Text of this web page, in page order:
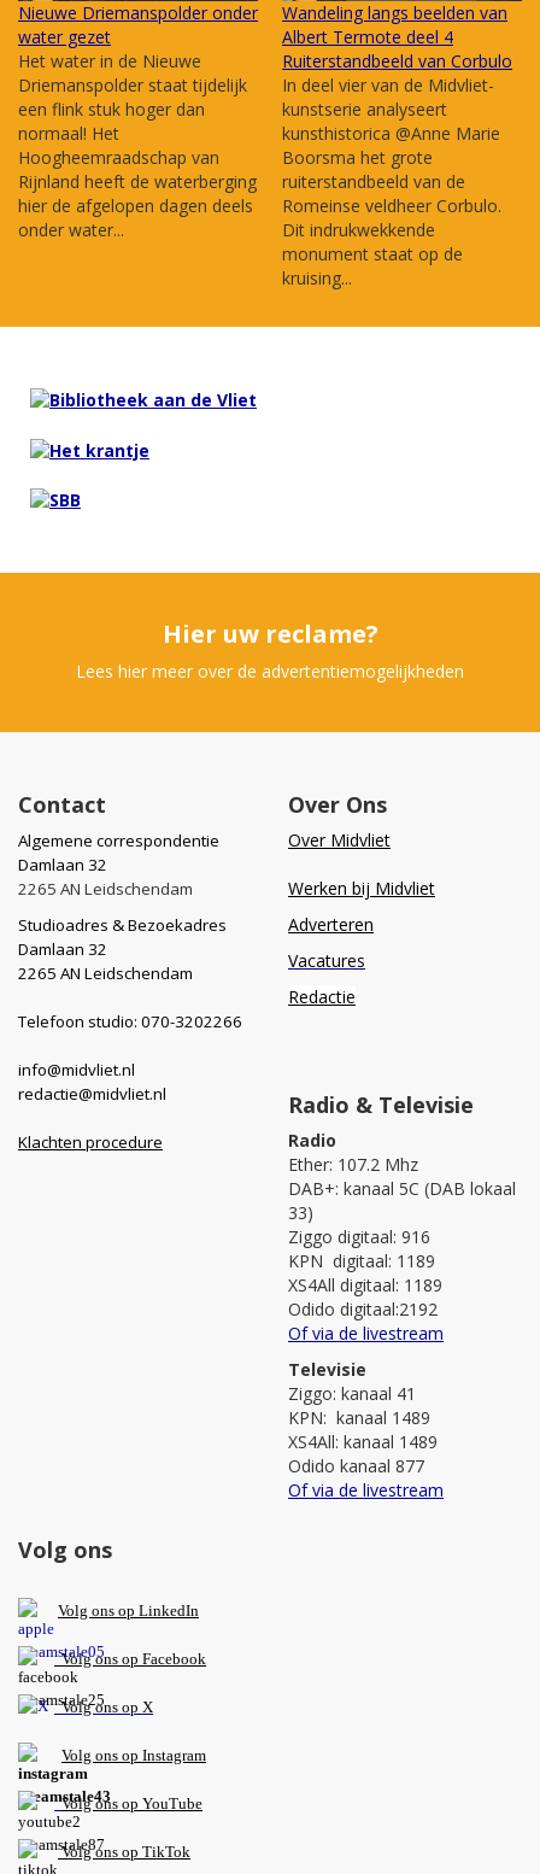
Nieuwe Driemanspolder onder
water gezet
Het water in de Nieuwe
Driemanspolder staat tijdelijk
een flink stuk hoger dan
normaal! Het
Hoogheemraadschap van
Rijnland heeft de waterberging
hier de afgelopen dagen deels
onder water...
Wandeling langs beelden van
Albert Termote deel 4
Ruiterstandbeeld van Corbulo
In deel vier van de Midvliet-
kunstserie analyseert
kunsthistorica @Anne Marie
Boorsma het grote
ruiterstandbeeld van de
Romeinse veldheer Corbulo.
Dit indrukwekkende
monument staat op de
kruising...
Hier uw reclame?
Lees hier meer over de advertentiemogelijkheden
Contact
Algemene correspondentie
Damlaan 32
2265 AN Leidschendam
Studioadres & Bezoekadres
Damlaan 32
2265 AN Leidschendam
Telefoon studio: 070-3202266
info@midvliet.nl
redactie@midvliet.nl
Klachten procedure
Over Ons
Over Midvliet
Werken bij Midvliet
Adverteren
Vacatures
Redactie
Radio & Televisie
Radio
Ether: 107.2 Mhz
DAB+: kanaal 5C (DAB lokaal
33)
Ziggo digitaal: 916
KPN digitaal: 1189
XS4All digitaal: 1189
Odido digitaal:2192
Of via de livestream
Televisie
Ziggo: kanaal 41
KPN: kanaal 1489
XS4All: kanaal 1489
Odido kanaal 877
Of via de livestream
Volg ons
Volg ons op LinkedIn
Volg ons op Facebook
Volg ons op X
Volg ons op Instagram
Volgons op YouTube
Volg ons op TikTok